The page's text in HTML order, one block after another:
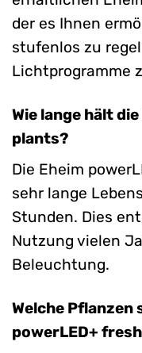
der es Ihnen
stufenlos zu
Lichtprogramme
Wie lange hält
plants?
Die Eheim
sehr lange
Stunden. Dies
Nutzung vielen
Beleuchtung.
Welche Pflanzen
powerLED+